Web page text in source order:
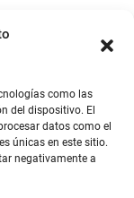
como las
del dispositivo. El
datos como el
únicas en este sitio.
negativamente a